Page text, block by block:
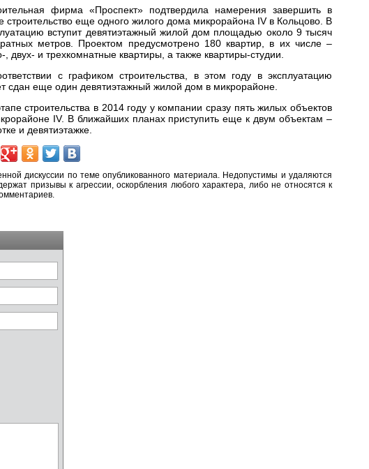
фирма «Проспект» подтвердила намерения завершить в
строительство еще одного жилого дома микрорайона IV в Кольцово. В
вступит девятиэтажный жилой дом площадью около 9 тысяч
метров. Проектом предусмотрено 180 квартир, в их числе –
, двух- и трехкомнатные квартиры, а также квартиры-студии.
с графиком строительства, в этом году в эксплуатацию
сдан еще один девятиэтажный жилой дом в микрорайоне.
строительства в 2014 году у компании сразу пять жилых объектов
IV. В ближайших планах приступить еще к двум объектам –
и девятиэтажке.
дискуссии по теме опубликованного материала. Недопустимы и удаляются
призывы к агрессии, оскорбления любого характера, либо не относятся к